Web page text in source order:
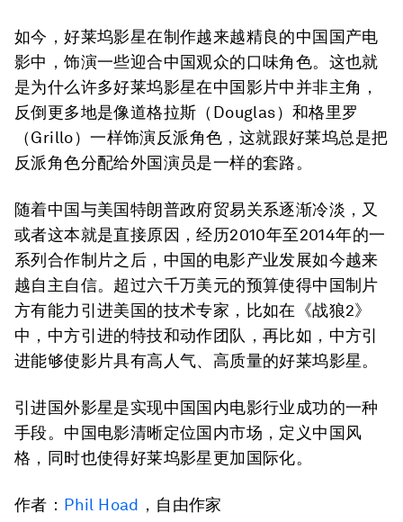
如今，好莱坞影星在制作越来越精良的中国国产电
影中，饰演一些迎合中国观众的口味角色。这也就
是为什么许多好莱坞影星在中国影片中并非主角，
反倒更多地是像道格拉斯（Douglas）和格里罗
（Grillo）一样饰演反派角色，这就跟好莱坞总是把
反派角色分配给外国演员是一样的套路。
随着中国与美国特朗普政府贸易关系逐渐冷淡，又
或者这本就是直接原因，经历2010年至2014年的一
系列合作制片之后，中国的电影产业发展如今越来
越自主自信。超过六千万美元的预算使得中国制片
方有能力引进美国的技术专家，比如在《战狼2》
中，中方引进的特技和动作团队，再比如，中方引
进能够使影片具有高人气、高质量的好莱坞影星。
引进国外影星是实现中国国内电影行业成功的一种
手段。中国电影清晰定位国内市场，定义中国风
格，同时也使得好莱坞影星更加国际化。
作者： Phil Hoad ，自由作家